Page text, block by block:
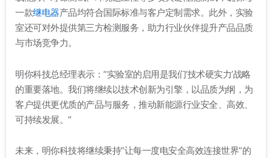
一款继电器产品均符合国际标准与客户定制需求。此外，实验
室还可对外提供第三方检测服务，助力行业伙伴提升产品品质
与市场竞争力。
明你科技总经理表示：“实验室的启用是我们‘技术硬实力’战略
的重要落地。我们将继续以技术创新为引擎，以品质为纲，为
客户提供更优质的产品与服务，推动新能源行业安全、高效、
可持续发展。”
未来，明你科技将继续秉持“让每一度电安全高效连接世界”的